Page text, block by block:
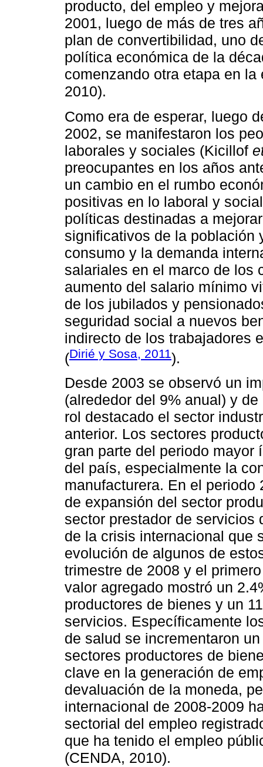
producto, del empleo y
2001, luego de más de tres
plan de convertibilidad, uno
política económica de la
comenzando otra etapa en
2010).
Como era de esperar, luego
2002, se manifestaron los
laborales y sociales (Kicillof
preocupantes en los años
un cambio en el rumbo
positivas en lo laboral y
políticas destinadas a
significativos de la población
consumo y la demanda
salariales en el marco de los
aumento del salario mínimo
de los jubilados y
seguridad social a nuevos
indirecto de los trabajadores
(Dirié y Sosa, 2011).
Desde 2003 se observó un
(alrededor del 9% anual) y
rol destacado el sector
anterior. Los sectores
gran parte del periodo
del país, especialmente la
manufacturera. En el
de expansión del sector
sector prestador de servicios
de la crisis internacional que
evolución de algunos de
trimestre de 2008 y el
valor agregado mostró un
productores de bienes y un
servicios. Específicamente
de salud se incrementaron
sectores productores de
clave en la generación de
devaluación de la moneda,
internacional de 2008-2009
sectorial del empleo
que ha tenido el empleo
(CENDA, 2010).